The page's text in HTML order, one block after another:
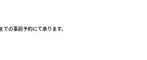
の事前予約にて承ります。